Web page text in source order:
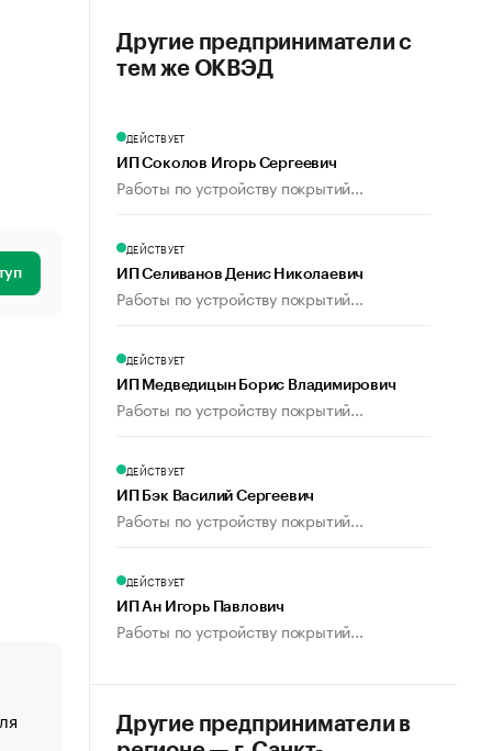
«От спорта тело стареет иначе». Как живет глава
создавшей GTA
Другие предприниматели с
тем же ОКВЭД
ДЕЙСТВУЕТ
ИП Соколов Игорь Сергеевич
Работы по устройству покрытий...
ДЕЙСТВУЕТ
ИП Селиванов Денис Николаевич
Работы по устройству покрытий...
ДЕЙСТВУЕТ
ИП Медведицын Борис Владимирович
Работы по устройству покрытий...
ДЕЙСТВУЕТ
ИП Бэк Василий Сергеевич
Работы по устройству покрытий...
ДЕЙСТВУЕТ
ИП Ан Игорь Павлович
Работы по устройству покрытий...
Другие предприниматели в